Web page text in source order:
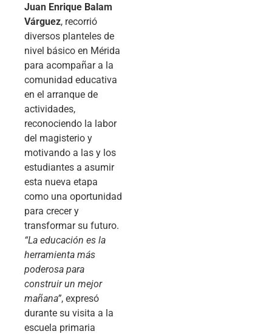
Juan Enrique Balam
Várguez, recorrió
diversos planteles de
nivel básico en Mérida
para acompañar a la
comunidad educativa
en el arranque de
actividades,
reconociendo la labor
del magisterio y
motivando a las y los
estudiantes a asumir
esta nueva etapa
como una oportunidad
para crecer y
transformar su futuro.
“La educación es la
herramienta más
poderosa para
construir un mejor
mañana”, expresó
durante su visita a la
escuela primaria